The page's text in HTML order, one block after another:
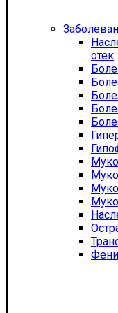
отек